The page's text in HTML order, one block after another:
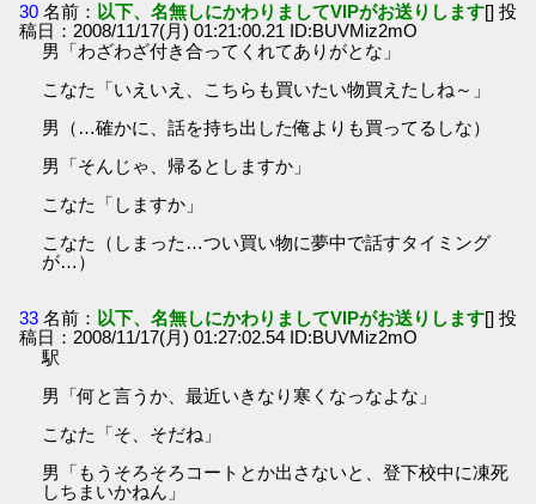
30 名前： 以下、名無しにかわりましてVIPがお送りします[] 投
稿日：2008/11/17(月) 01:21:00.21 ID:BUVMiz2mO
男「わざわざ付き合ってくれてありがとな」
こなた「いえいえ、こちらも買いたい物買えたしね～」
男（…確かに、話を持ち出した俺よりも買ってるしな）
男「そんじゃ、帰るとしますか」
こなた「しますか」
こなた（しまった…つい買い物に夢中で話すタイミング
が…）
33 名前： 以下、名無しにかわりましてVIPがお送りします[] 投
稿日：2008/11/17(月) 01:27:02.54 ID:BUVMiz2mO
駅
男「何と言うか、最近いきなり寒くなっなよな」
こなた「そ、そだね」
男「もうそろそろコートとか出さないと、登下校中に凍死
しちまいかねん」